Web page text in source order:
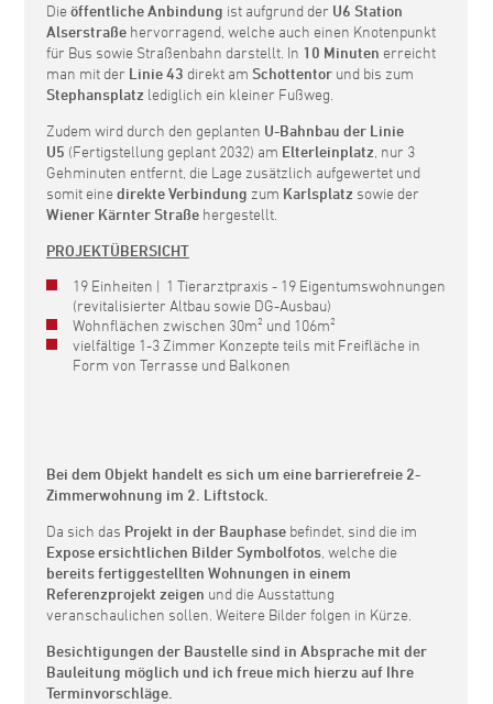
Dieöffentliche Anbindung ist aufgrund der U6 Station
Alserstraße hervorragend, welche auch einen Knotenpunkt
für Bus sowie Straßenbahn darstellt. In 10 Minuten erreicht
man mit der Linie 43 direkt am Schottentor und bis zum
Stephansplatz lediglich ein kleiner Fußweg.
Zudem wird durch den geplanten U-Bahnbau der Linie
U5 (Fertigstellung geplant 2032) am Elterleinplatz , nur 3
Gehminuten entfernt, die Lage zusätzlich aufgewertet und
somit einedirekte Verbindung zum Karlsplatz sowie der
Wiener Kärnter Straße hergestellt.
PROJEKTÜBERSICHT
19 Einheiten | 1 Tierarztpraxis - 19 Eigentumswohnungen
(revitalisierter Altbau sowie DG-Ausbau)
Wohnflächen zwischen 30m² und 106m²
vielfältige 1-3 Zimmer Konzepte teils mit Freifläche in
Form von Terrasse und Balkonen
Bei dem Objekt handelt es sich um eine barrierefreie 2-
Zimmerwohnung im 2. Liftstock.
Da sich das Projekt in der Bauphase befindet, sind die im
Expose ersichtlichen Bilder Symbolfotos , welche die
bereits fertiggestellten Wohnungen in einem
Referenzprojekt zeigen und die Ausstattung
veranschaulichen sollen. Weitere Bilder folgen in Kürze.
Besichtigungen der Baustelle sind in Absprache mit der
Bauleitung möglich und ich freue mich hierzu auf Ihre
Terminvorschläge.